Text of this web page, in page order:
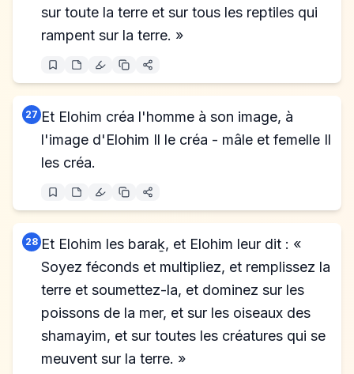
sur toute la terre et sur tous les reptiles qui
rampent sur la terre. »
27 Et Elohim créa l'homme à son image, à
l'image d'Elohim Il le créa - mâle et femelle Il
les créa.
28 Et Elohim les baraḵ, et Elohim leur dit : «
Soyez féconds et multipliez, et remplissez la
terre et soumettez-la, et dominez sur les
poissons de la mer, et sur les oiseaux des
shamayim, et sur toutes les créatures qui se
meuvent sur la terre. »